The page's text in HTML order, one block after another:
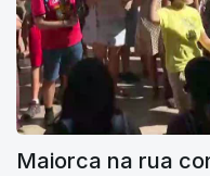
Maiorca na rua